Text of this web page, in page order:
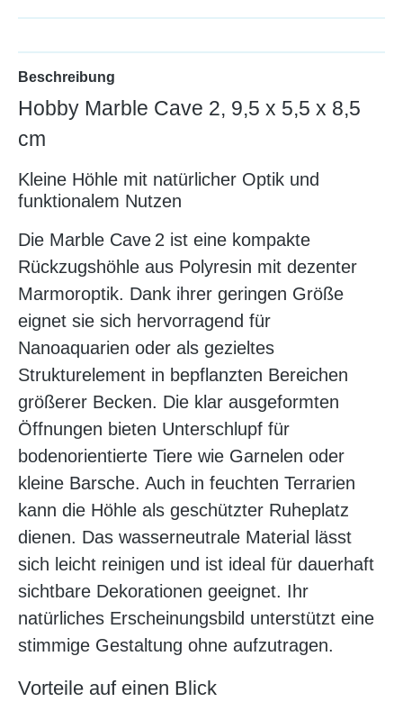
Beschreibung
Hobby Marble Cave 2, 9,5 x 5,5 x 8,5
cm
Kleine Höhle mit natürlicher Optik und
funktionalem Nutzen
Die Marble Cave 2 ist eine kompakte
Rückzugshöhle aus Polyresin mit dezenter
Marmoroptik. Dank ihrer geringen Größe
eignet sie sich hervorragend für
Nanoaquarien oder als gezieltes
Strukturelement in bepflanzten Bereichen
größerer Becken. Die klar ausgeformten
Öffnungen bieten Unterschlupf für
bodenorientierte Tiere wie Garnelen oder
kleine Barsche. Auch in feuchten Terrarien
kann die Höhle als geschützter Ruheplatz
dienen. Das wasserneutrale Material lässt
sich leicht reinigen und ist ideal für dauerhaft
sichtbare Dekorationen geeignet. Ihr
natürliches Erscheinungsbild unterstützt eine
stimmige Gestaltung ohne aufzutragen.
Vorteile auf einen Blick